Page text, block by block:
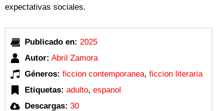
expectativas sociales.
Publicado en: 2025
Autor: Abril Zamora
Géneros: ficcion contemporanea, ficcion literaria
Etiquetas: adulto, espanol
Descargas: 30